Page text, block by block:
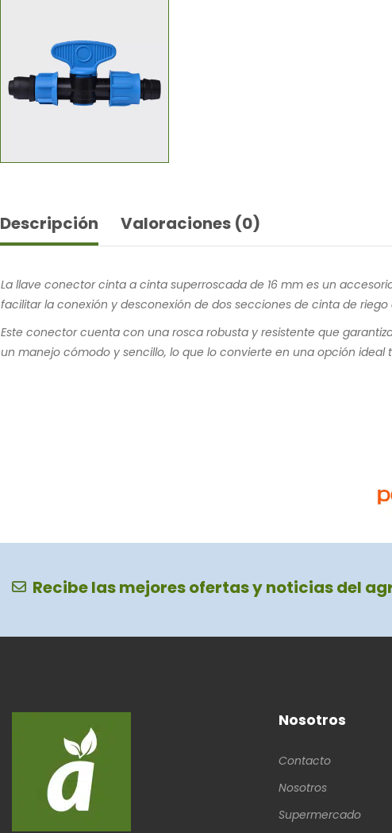
Descripción Valoraciones (0)
La llave conector cinta a cinta superroscada de 16 mm es un
facilitar la conexión y desconexión de dos secciones de cinta de
Este conector cuenta con una rosca robusta y resistente que
un manejo cómodo y sencillo, lo que lo convierte en una opción
Recibe las mejores ofertas y noticias del
Nosotros
Contacto
Nosotros
Supermercado